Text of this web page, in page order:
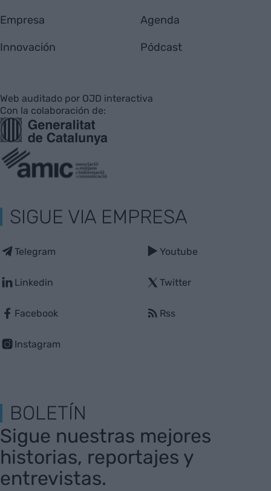
Empresa
Innovación
Agenda
Pódcast
Web auditado por OJD interactiva
Con la colaboración de:
SIGUE VIA EMPRESA
Telegram
Linkedin
Facebook
Instagram
Youtube
Twitter
Rss
BOLETÍN
Sigue nuestras mejores
historias, reportajes y
entrevistas.